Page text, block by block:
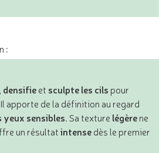
:
, densifieet sculpte les cils pour
apporte de la définition au regard
yeux sensibles. Sa texture légèrene
un résultatintensedès le premier